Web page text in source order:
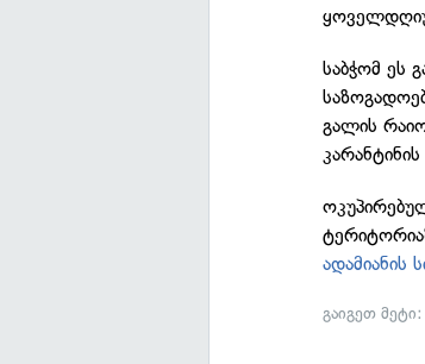
საბჭომ ეს
გალის
ადამიანის
გაიგეთ